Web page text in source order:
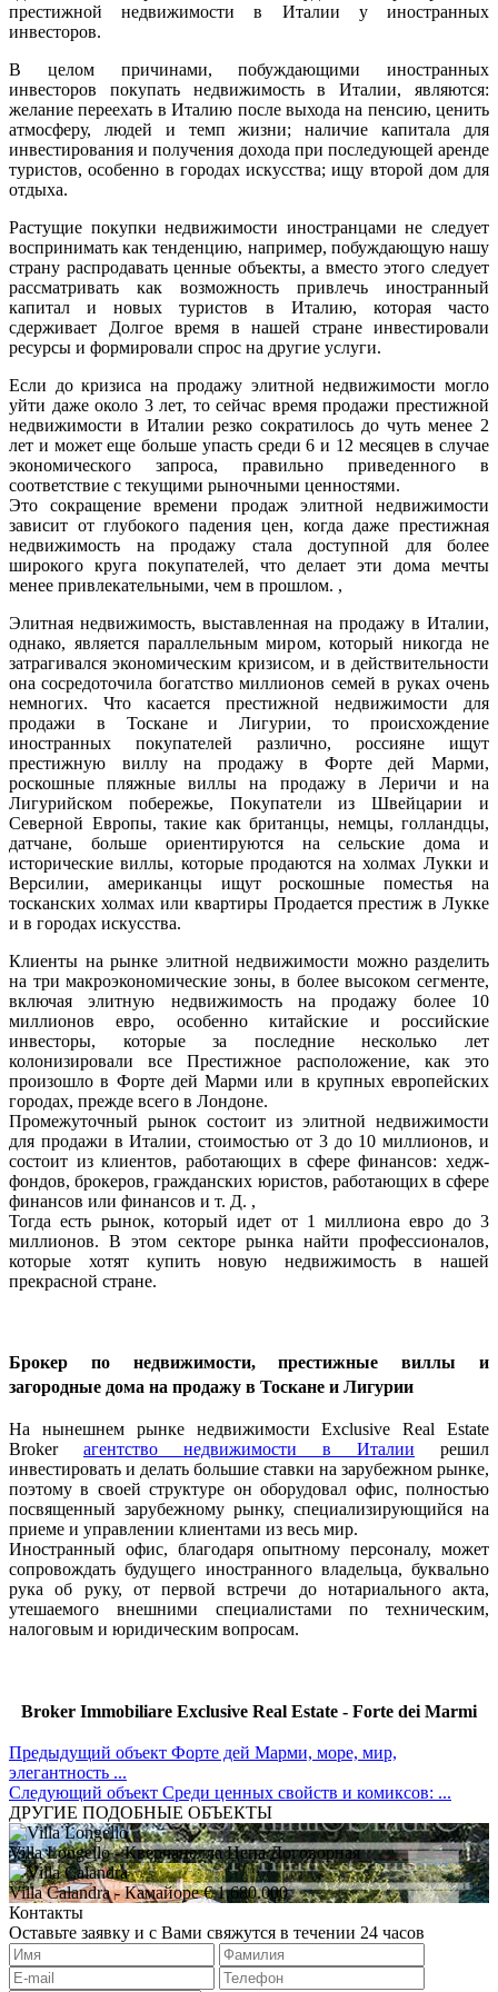
престижной недвижимости в Италии у иностранных
инвесторов.
В целом причинами, побуждающими иностранных
инвесторов покупать недвижимость в Италии, являются:
желание переехать в Италию после выхода на пенсию, ценить
атмосферу, людей и темп жизни; наличие капитала для
инвестирования и получения дохода при последующей аренде
туристов, особенно в городах искусства; ищу второй дом для
отдыха.
Растущие покупки недвижимости иностранцами не следует
воспринимать как тенденцию, например, побуждающую нашу
страну распродавать ценные объекты, а вместо этого следует
рассматривать как возможность привлечь иностранный
капитал и новых туристов в Италию, которая часто
сдерживает Долгое время в нашей стране инвестировали
ресурсы и формировали спрос на другие услуги.
Если до кризиса на продажу элитной недвижимости могло
уйти даже около 3 лет, то сейчас время продажи престижной
недвижимости в Италии резко сократилось до чуть менее 2
лет и может еще больше упасть среди 6 и 12 месяцев в случае
экономического запроса, правильно приведенного в
соответствие с текущими рыночными ценностями.
Это сокращение времени продаж элитной недвижимости
зависит от глубокого падения цен, когда даже престижная
недвижимость на продажу стала доступной для более
широкого круга покупателей, что делает эти дома мечты
менее привлекательными, чем в прошлом. ,
Элитная недвижимость, выставленная на продажу в Италии,
однако, является параллельным миром, который никогда не
затрагивался экономическим кризисом, и в действительности
она сосредоточила богатство миллионов семей в руках очень
немногих. Что касается престижной недвижимости для
продажи в Тоскане и Лигурии, то происхождение
иностранных покупателей различно, россияне ищут
престижную виллу на продажу в Форте дей Марми,
роскошные пляжные виллы на продажу в Леричи и на
Лигурийском побережье, Покупатели из Швейцарии и
Северной Европы, такие как британцы, немцы, голландцы,
датчане, больше ориентируются на сельские дома и
исторические виллы, которые продаются на холмах Лукки и
Версилии, американцы ищут роскошные поместья на
тосканских холмах или квартиры Продается престиж в Лукке
и в городах искусства.
Клиенты на рынке элитной недвижимости можно разделить
на три макроэкономические зоны, в более высоком сегменте,
включая элитную недвижимость на продажу более 10
миллионов евро, особенно китайские и российские
инвесторы, которые за последние несколько лет
колонизировали все Престижное расположение, как это
произошло в Форте дей Марми или в крупных европейских
городах, прежде всего в Лондоне.
Промежуточный рынок состоит из элитной недвижимости
для продажи в Италии, стоимостью от 3 до 10 миллионов, и
состоит из клиентов, работающих в сфере финансов: хедж-
фондов, брокеров, гражданских юристов, работающих в сфере
финансов или финансов и т. Д. ,
Тогда есть рынок, который идет от 1 миллиона евро до 3
миллионов. В этом секторе рынка найти профессионалов,
которые хотят купить новую недвижимость в нашей
прекрасной стране.
Брокер по недвижимости, престижные виллы и
загородные дома на продажу в Тоскане и Лигурии
На нынешнем рынке недвижимости Exclusive Real Estate
Broker агентство недвижимости в Италии решил
инвестировать и делать большие ставки на зарубежном рынке,
поэтому в своей структуре он оборудовал офис, полностью
посвященный зарубежному рынку, специализирующийся на
приеме и управлении клиентами из весь мир.
Иностранный офис, благодаря опытному персоналу, может
сопровождать будущего иностранного владельца, буквально
рука об руку, от первой встречи до нотариального акта,
утешаемого внешними специалистами по техническим,
налоговым и юридическим вопросам.
Broker Immobiliare Exclusive Real Estate - Forte dei Marmi
Предыдущий объект Форте дей Марми, море, мир,
элегантность ...
Следующий объект Среди ценных свойств и комиксов: ...
ДРУГИЕ ПОДОБНЫЕ ОБЪЕКТЫ
Villa Longello- Кверчанелла Цена Договорная
Villa Calandra- Камайоре € 1.680.000
Контакты
Оставьте заявку и с Вами свяжутся в течении 24 часов